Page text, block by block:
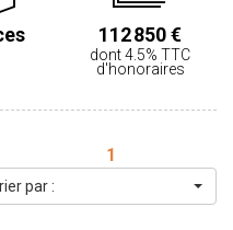
chambre de plain-pied de
A l'étage, un escalier conduit à
en séjour ou chambres, et
dessus, un grenier. Travaux à
extérieure attenante à la
d'un grand garage - remise
bergerie en bois. Le
distincts : côté maison et côté
112 850 €
dont 4.5% TTC
d'honoraires
1
par :